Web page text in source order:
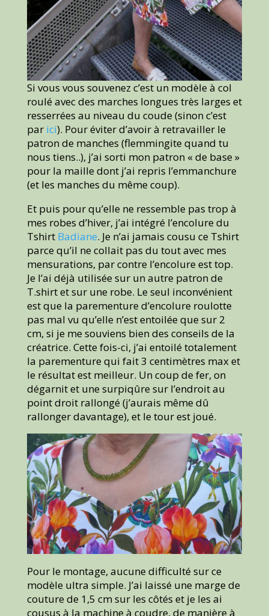
Si vous vous souvenez c’est un modèle à col
roulé avec des marches longues très larges et
resserrées au niveau du coude (sinon c’est
par ici). Pour éviter d’avoir à retravailler le
patron de manches (flemmingite quand tu
nous tiens..), j’ai sorti mon patron « de base »
pour la maille dont j’ai repris l’emmanchure
(et les manches du même coup).
Et puis pour qu’elle ne ressemble pas trop à
mes robes d’hiver, j’ai intégré l’encolure du
Tshirt Badiane. Je n’ai jamais cousu ce Tshirt
parce qu’il ne collait pas du tout avec mes
mensurations, par contre l’encolure est top.
Je l’ai déjà utilisée sur un autre patron de
T.shirt et sur une robe. Le seul inconvénient
est que la parementure d’encolure roulotte
pas mal vu qu’elle n’est entoilée que sur 2
cm, si je me souviens bien des conseils de la
créatrice. Cette fois-ci, j’ai entoilé totalement
la parementure qui fait 3 centimètres max et
le résultat est meilleur. Un coup de fer, on
dégarnit et une surpiqûre sur l’endroit au
point droit rallongé (j’aurais même dû
rallonger davantage), et le tour est joué.
Pour le montage, aucune difficulté sur ce
modèle ultra simple. J’ai laissé une marge de
couture de 1,5 cm sur les côtés et je les ai
cousus à la machine à coudre, de manière à